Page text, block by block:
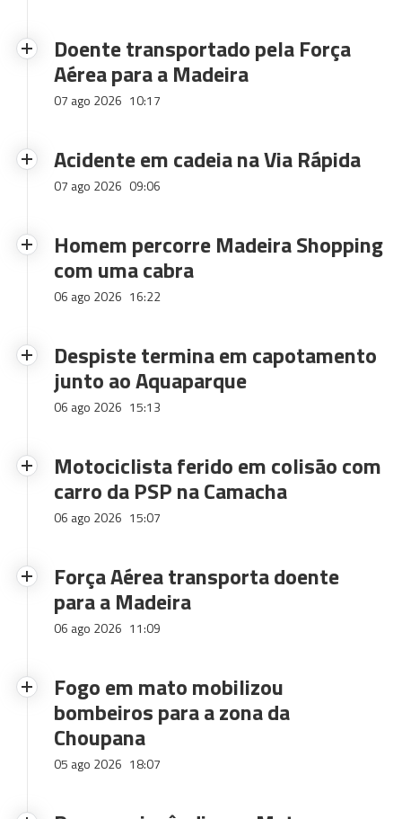
Doente transportado pela Força
Aérea para a Madeira
07 ago 2026 10:17
Acidente em cadeia na Via Rápida
07 ago 2026 09:06
Homem percorre Madeira Shopping
com uma cabra
06 ago 2026 16:22
Despiste termina em capotamento
junto ao Aquaparque
06 ago 2026 15:13
Motociclista ferido em colisão com
carro da PSP na Camacha
06 ago 2026 15:07
Força Aérea transporta doente
para a Madeira
06 ago 2026 11:09
Fogo em mato mobilizou
bombeiros para a zona da
Choupana
05 ago 2026 18:07